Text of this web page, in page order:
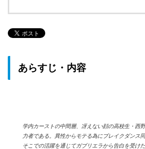
あらすじ・内容
学内カーストの中間層、冴えない顔の高校生・西
力者である。異性からモテる為にブレイクダンス
そこでの活躍を通じてガブリエラから告白を受け